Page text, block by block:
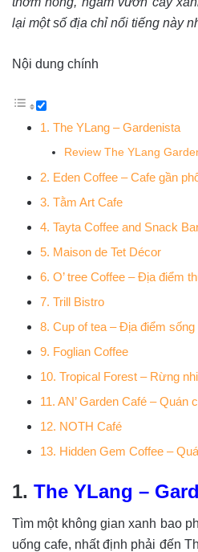
lại một số địa chỉ nổi tiếng này
Nội dung chính
1. The YLang – Gardenista
Review The YLang
2. Eden Coffee – Cafe gần
3. Tằm Art Cafe
4. Tayta Coffee and Snack
5. Maison de Tet Décor
6. O’ tree Coffee – Địa điểm
7. Trill Bistro
8. Cup of tea – Địa điểm
9. Foglian Coffee
10. Tropical Forest – Rừng
11. AN’ Garden Café – Quán
12. NOTH Café
13. Hidden Gem Coffee –
1. The YLang –
Tìm một không gian xanh bao
uống cafe, nhất định phải đến